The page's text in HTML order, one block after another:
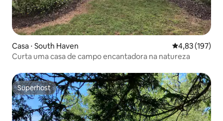
Casa ⋅ South Haven 4,83 de uma
4,83 (197)
Curta uma casa de campo encantadora na natureza
Superhost
Superhost